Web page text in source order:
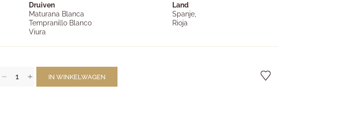
Druiven
Maturana Blanca
Tempranillo Blanco
Viura
Land
Spanje,
Rioja
IN WINKELWAGEN